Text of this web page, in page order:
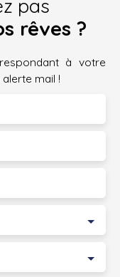
pas
rêves ?
à votre
mail !